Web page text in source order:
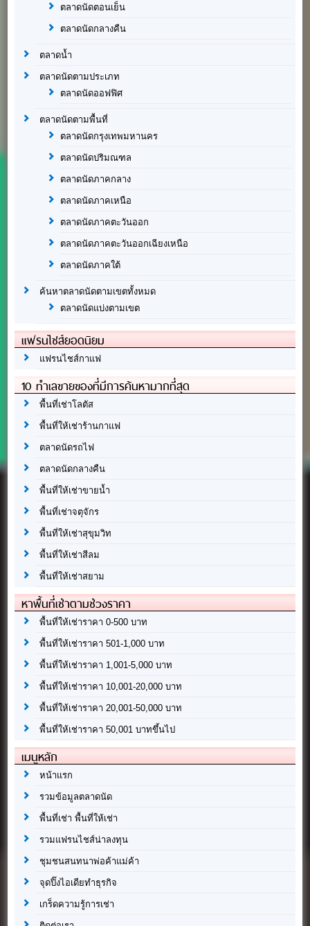
ตลาดนัดตอนเย็น
ตลาดนัดกลางคืน
ตลาดน้ำ
ตลาดนัดตามประเภท
ตลาดนัดออฟฟิศ
ตลาดนัดตามพื้นที่
ตลาดนัดกรุงเทพมหานคร
ตลาดนัดปริมณฑล
ตลาดนัดภาคกลาง
ตลาดนัดภาคเหนือ
ตลาดนัดภาคตะวันออก
ตลาดนัดภาคตะวันออกเฉียงเหนือ
ตลาดนัดภาคใต้
ค้นหาตลาดนัดตามเขตทั้งหมด
ตลาดนัดแบ่งตามเขต
แฟรนไชส์ยอดนิยม
แฟรนไชส์กาแฟ
10 ทำเลขายของที่มีการค้นหามากที่สุด
พื้นที่เช่าโลตัส
พื้นที่ให้เช่าร้านกาแฟ
ตลาดนัดรถไฟ
ตลาดนัดกลางคืน
พื้นที่ให้เช่าขายน้ำ
พื้นที่เช่าจตุจักร
พื้นที่ให้เช่าสุขุมวิท
พื้นที่ให้เช่าสีลม
พื้นที่ให้เช่าสยาม
หาพื้นที่เช่าตามช่วงราคา
พื้นที่ให้เช่าราคา 0-500 บาท
พื้นที่ให้เช่าราคา 501-1,000 บาท
พื้นที่ให้เช่าราคา 1,001-5,000 บาท
พื้นที่ให้เช่าราคา 10,001-20,000 บาท
พื้นที่ให้เช่าราคา 20,001-50,000 บาท
พื้นที่ให้เช่าราคา 50,001 บาทขึ้นไป
เมนูหลัก
หน้าแรก
รวมข้อมูลตลาดนัด
พื้นที่เช่า พื้นที่ให้เช่า
รวมแฟรนไชส์น่าลงทุน
ชุมชนสนทนาพ่อค้าแม่ค้า
จุดปิ๊งไอเดียทำธุรกิจ
เกร็ดความรู้การเช่า